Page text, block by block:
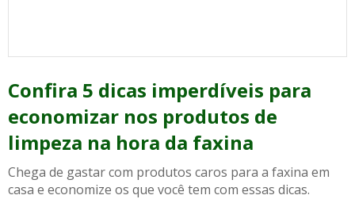
Confira 5 dicas imperdíveis para
economizar nos produtos de
limpeza na hora da faxina
Chega de gastar com produtos caros para a faxina em
casa e economize os que você tem com essas dicas.